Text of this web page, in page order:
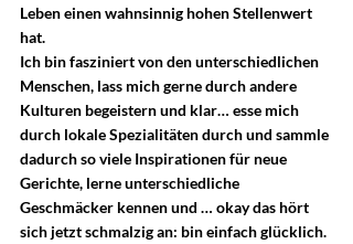
Leben einen wahnsinnig hohen Stellenwert
hat.
Ich bin fasziniert von den unterschiedlichen
Menschen, lass mich gerne durch andere
Kulturen begeistern und klar… esse mich
durch lokale Spezialitäten durch und sammle
dadurch so viele Inspirationen für neue
Gerichte, lerne unterschiedliche
Geschmäcker kennen und … okay das hört
sich jetzt schmalzig an: bin einfach glücklich.